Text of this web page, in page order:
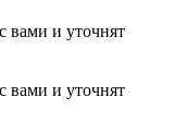
вами и уточнят
вами и уточнят